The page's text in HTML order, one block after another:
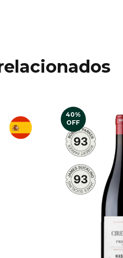
40%
OFF